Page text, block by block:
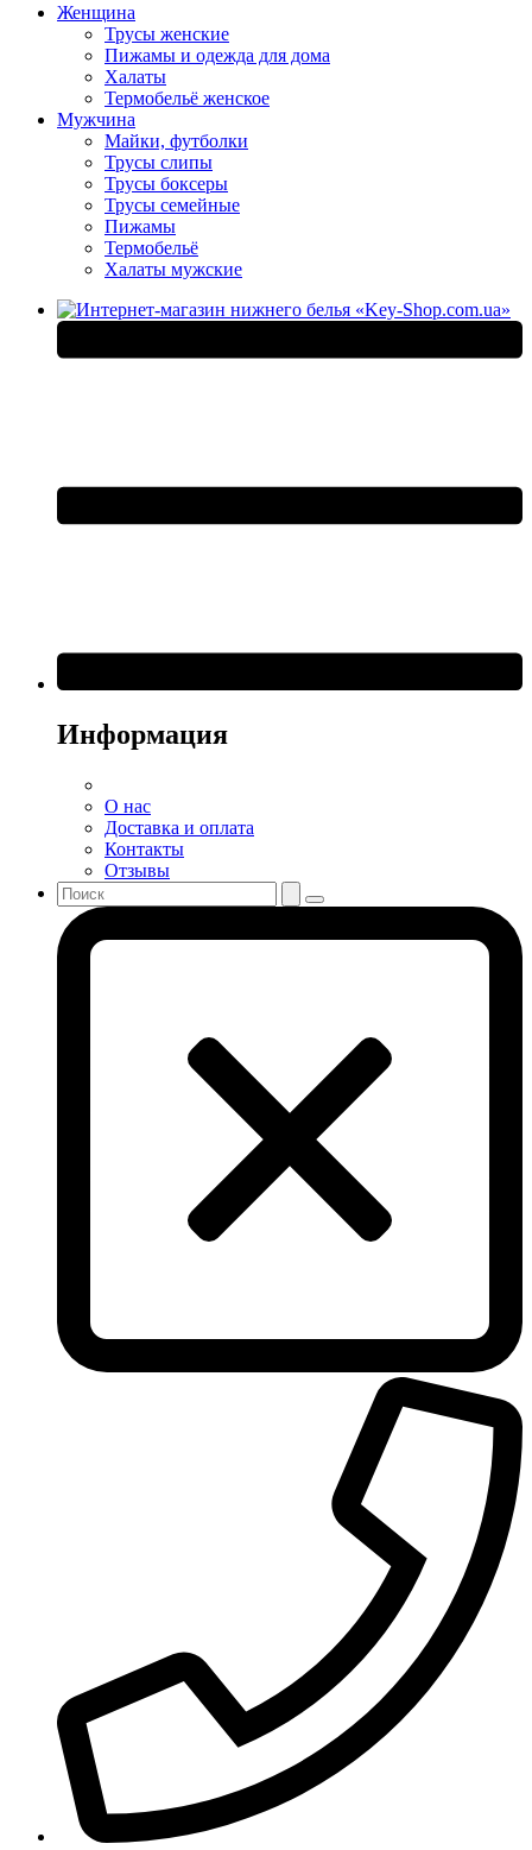
Женщина
Трусы женские
Пижамы и одежда для дома
Халаты
Термобельё женское
Мужчина
Майки, футболки
Трусы слипы
Трусы боксеры
Трусы семейные
Пижамы
Термобельё
Халаты мужские
Информация
О нас
Доставка и оплата
Контакты
Отзывы